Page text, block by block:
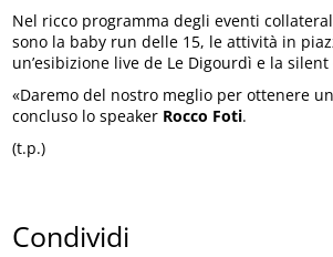
Nel ricco programma degli eventi
sono la baby run delle 15, le attività in
un’esibizione live de Le Digourdì e la silent
«Daremo del nostro meglio per ottenere
concluso lo speaker Rocco Foti.
(t.p.)
Condividi